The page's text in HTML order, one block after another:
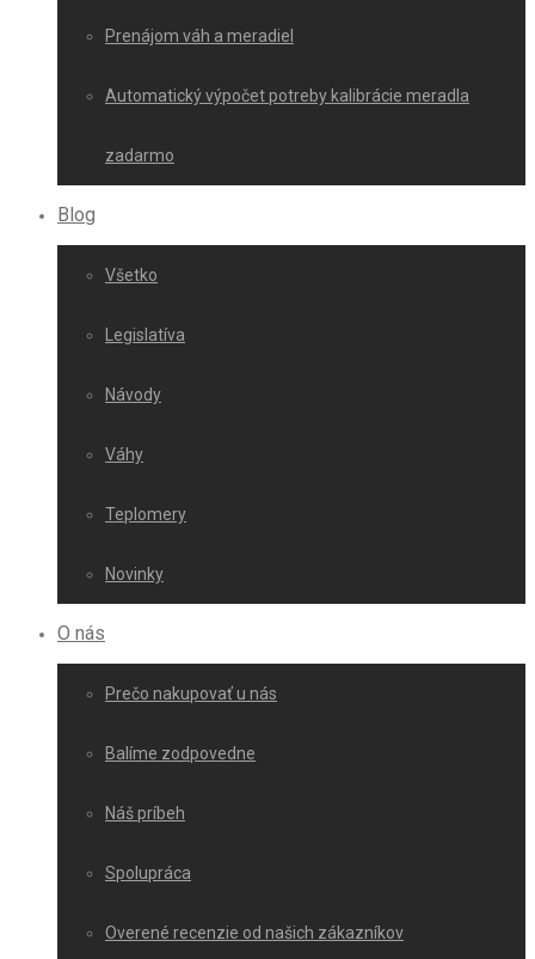
Prenájom váh a meradiel
Automatický výpočet potreby kalibrácie meradla
zadarmo
Blog
Všetko
Legislatíva
Návody
Váhy
Teplomery
Novinky
O nás
Prečo nakupovať u nás
Balíme zodpovedne
Náš príbeh
Spolupráca
Overené recenzie od našich zákazníkov